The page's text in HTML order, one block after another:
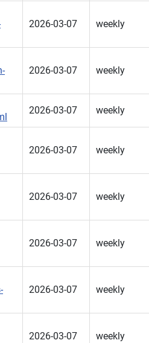
2026-03-07 weekly
2026-03-07 weekly
2026-03-07 weekly
2026-03-07 weekly
2026-03-07 weekly
2026-03-07 weekly
2026-03-07 weekly
2026-03-07 weekly